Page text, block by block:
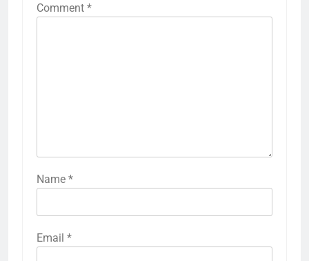
Comment *
Name *
Email *